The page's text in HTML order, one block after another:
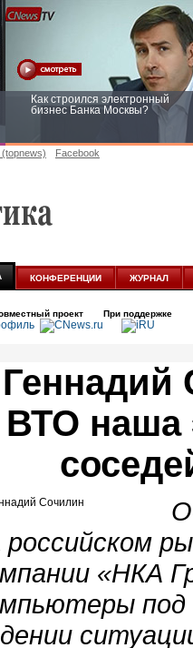
Как строился электронный
бизнес Банка Москвы?
(topnews) Facebook
КОНФЕРЕНЦИИ ЖУРНАЛ
проект При поддержке
Геннадий
наша
российском
«НКА
под